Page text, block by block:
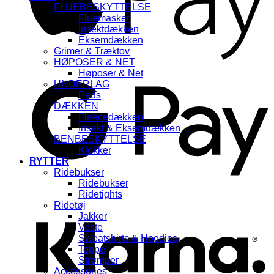
FLUEBESKYTTELSE
Fluemasker
Insektdækken
Eksemdækken
Grimer & Træktov
HØPOSER & NET
Høposer & Net
UNDERLAG
Pads
DÆKKEN
Fleecedækken
Insekt & Eksemdækken
BENBESKYTTELSE
Klokker
RYTTER
Ridebukser
Ridebukser
Ridetights
Ridetøj
Jakker
Veste
Sweatshirts & Hoodies
Toppe
Strømper
Accessories